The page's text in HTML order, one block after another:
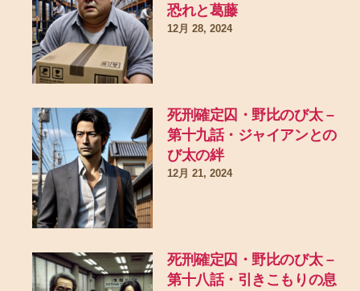
恐れと葛藤
12月 28, 2024
死刑確定囚・野比のび太 –
第十九話・ジャイアンとの
び太の絆
12月 21, 2024
死刑確定囚・野比のび太 –
第十八話・引きこもりの息